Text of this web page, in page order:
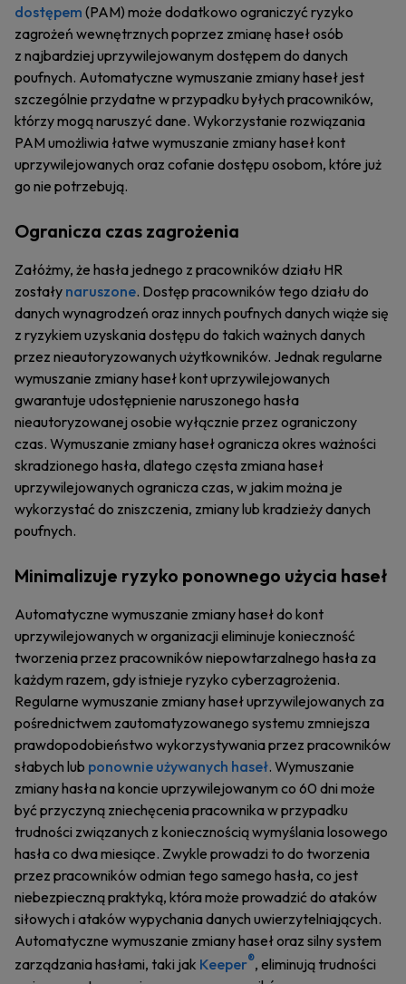
dostępem (PAM) może dodatkowo ograniczyć ryzyko
zagrożeń wewnętrznych poprzez zmianę haseł osób
z najbardziej uprzywilejowanym dostępem do danych
poufnych. Automatyczne wymuszanie zmiany haseł jest
szczególnie przydatne w przypadku byłych pracowników,
którzy mogą naruszyć dane. Wykorzystanie rozwiązania
PAM umożliwia łatwe wymuszanie zmiany haseł kont
uprzywilejowanych oraz cofanie dostępu osobom, które już
go nie potrzebują.
Ogranicza czas zagrożenia
Załóżmy, że hasła jednego z pracowników działu HR
zostały naruszone. Dostęp pracowników tego działu do
danych wynagrodzeń oraz innych poufnych danych wiąże się
z ryzykiem uzyskania dostępu do takich ważnych danych
przez nieautoryzowanych użytkowników. Jednak regularne
wymuszanie zmiany haseł kont uprzywilejowanych
gwarantuje udostępnienie naruszonego hasła
nieautoryzowanej osobie wyłącznie przez ograniczony
czas. Wymuszanie zmiany haseł ogranicza okres ważności
skradzionego hasła, dlatego częsta zmiana haseł
uprzywilejowanych ogranicza czas, w jakim można je
wykorzystać do zniszczenia, zmiany lub kradzieży danych
poufnych.
Minimalizuje ryzyko ponownego użycia haseł
Automatyczne wymuszanie zmiany haseł do kont
uprzywilejowanych w organizacji eliminuje konieczność
tworzenia przez pracowników niepowtarzalnego hasła za
każdym razem, gdy istnieje ryzyko cyberzagrożenia.
Regularne wymuszanie zmiany haseł uprzywilejowanych za
pośrednictwem zautomatyzowanego systemu zmniejsza
prawdopodobieństwo wykorzystywania przez pracowników
słabych lub ponownie używanych haseł. Wymuszanie
zmiany hasła na koncie uprzywilejowanym co 60 dni może
być przyczyną zniechęcenia pracownika w przypadku
trudności związanych z koniecznością wymyślania losowego
hasła co dwa miesiące. Zwykle prowadzi to do tworzenia
przez pracowników odmian tego samego hasła, co jest
niebezpieczną praktyką, która może prowadzić do ataków
siłowych i ataków wypychania danych uwierzytelniających.
Automatyczne wymuszanie zmiany haseł oraz silny system
zarządzania hasłami, taki jak Keeper®, eliminują trudności